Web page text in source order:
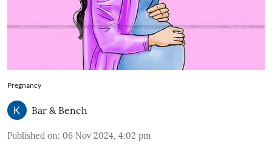
Pregnancy
Bar & Bench
Published on: 06 Nov 2024, 4:02 pm